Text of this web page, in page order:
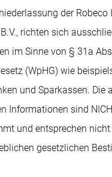
der
richten sich
im Sinne von § 31a
(WpHG) wie
und Sparkassen. Die
Informationen sind
und entsprechen
gesetzlichen